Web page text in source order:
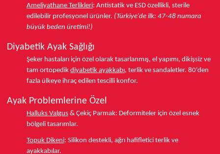
Ameliyathane Terlikleri: Antistatik ve ESD özellikli, sterile
edilebilir profesyonel ürünler. (Türkiye'de ilk: 47-48 numara
büyük beden üretimi!)
Diyabetik Ayak Sağlığı
Şeker hastaları için özel olarak tasarlanmış, el yapımı, dikişsiz ve
tam ortopedik diyabetik ayakkabı, terlik ve sandaletler. 80'den
fazla ülkeye ihraç edilen tescilli konfor.
Ayak Problemlerine Özel
Halluks Valgus & Çekiç Parmak: Deformiteler için özel esnek
bölgeli tasarımlar.
Topuk Dikeni: Silikon destekli, ağrı hafifletici terlik ve
ayakkabılar.